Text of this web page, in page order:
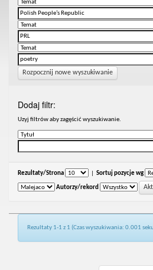
Rozpocznij nowe wyszukiwanie
Dodaj filtr:
Uzyj filtrów aby zagęścić wyszukiwanie.
Rezultaty/Strona Sortuj pozycje wg
Autorzy/rekord
Rezultaty 1-1 z 1 (Czas wyszukiwania: 0.001